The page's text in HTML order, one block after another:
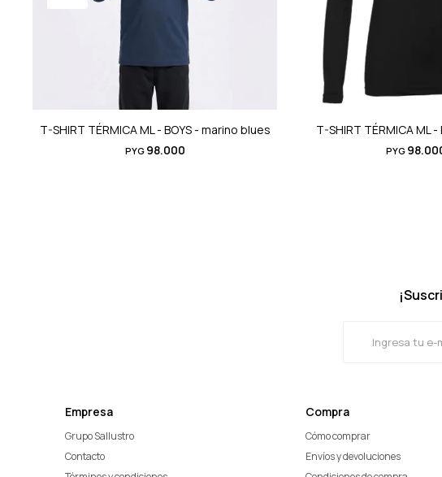
T-SHIRT TÉRMICA ML - BOYS - marino blues
PYG 98.000
T-SHIRT TÉRMICA ML -
PYG
Empresa
Grupo Sallustro
Contacto
Compra
Cómo comprar
Envíos y devoluciones